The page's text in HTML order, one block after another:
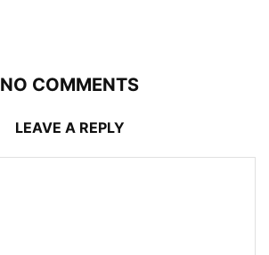
NO COMMENTS
LEAVE A REPLY